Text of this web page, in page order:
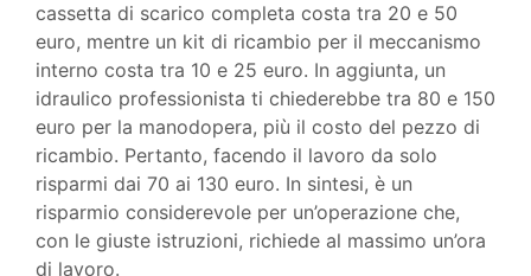
cassetta di scarico completa costa tra 20 e 50
euro, mentre un kit di ricambio per il meccanismo
interno costa tra 10 e 25 euro. In aggiunta, un
idraulico professionista ti chiederebbe tra 80 e 150
euro per la manodopera, più il costo del pezzo di
ricambio. Pertanto, facendo il lavoro da solo
risparmi dai 70 ai 130 euro. In sintesi, è un
risparmio considerevole per un’operazione che,
con le giuste istruzioni, richiede al massimo un’ora
di lavoro.